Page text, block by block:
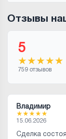
Отзывы
5
★★★★★
759 отзывов
Владимир
★★★★★
15.06.2026
Сделка